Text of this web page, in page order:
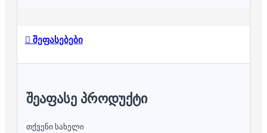
შეფასებები
ᲨᲔᲐᲤᲐᲡᲔ ᲞᲠᲝᲓᲣᲥᲢᲘ
თქვენი სახელი